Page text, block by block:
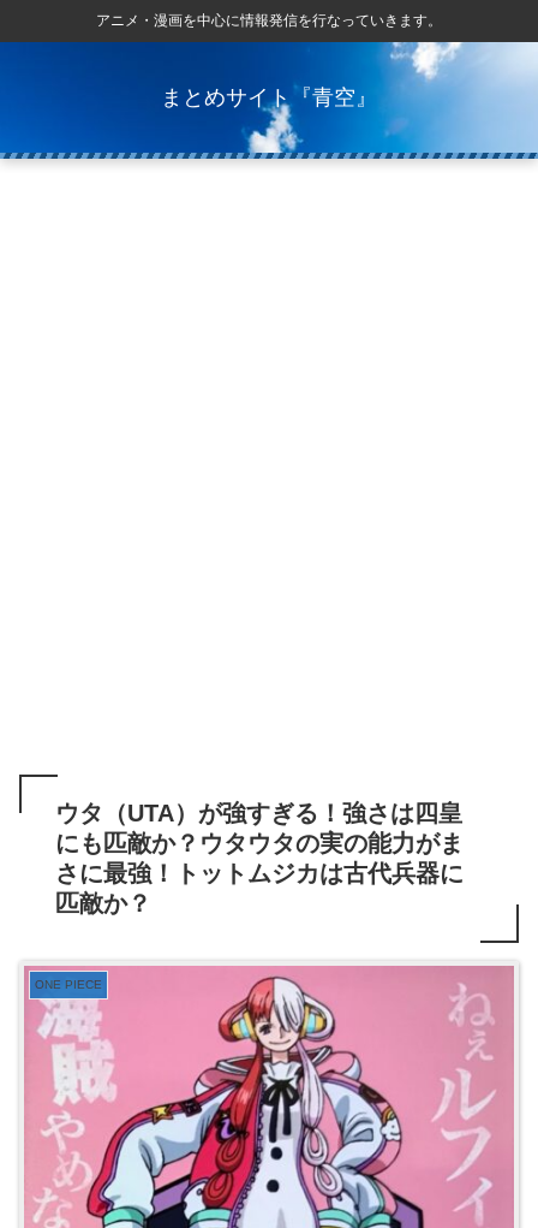
アニメ・漫画を中心に情報発信を行なっていきます。
まとめサイト『青空』
ウタ（UTA）が強すぎる！強さは四皇
にも匹敵か？ウタウタの実の能力がま
さに最強！トットムジカは古代兵器に
匹敵か？
ONE PIECE